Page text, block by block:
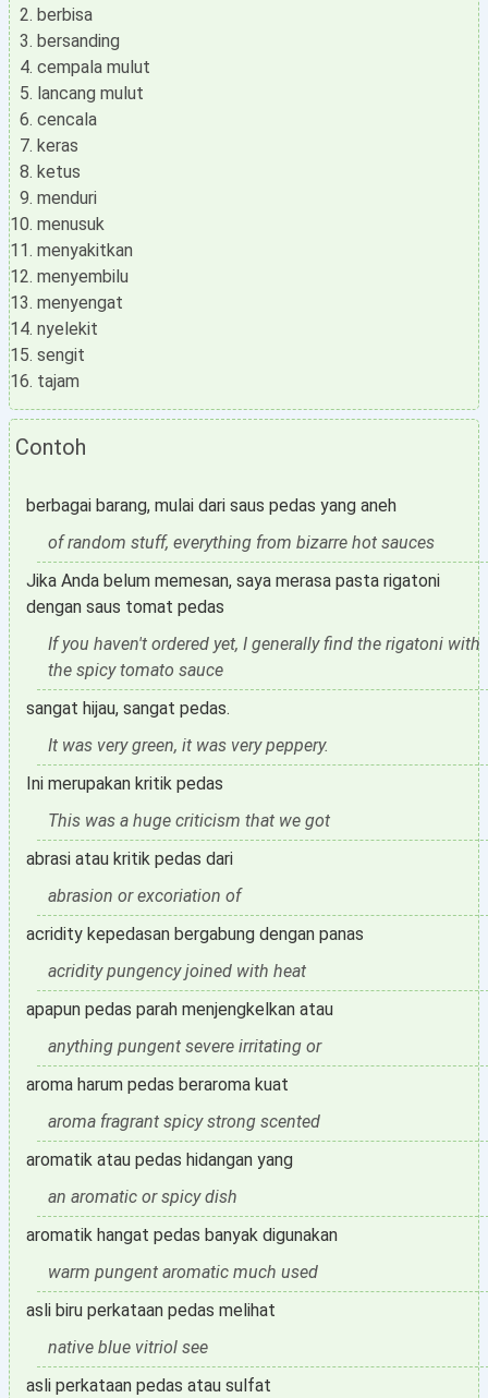
berbisa
bersanding
cempala mulut
lancang mulut
cencala
keras
ketus
menduri
menusuk
menyakitkan
menyembilu
menyengat
nyelekit
sengit
tajam
Contoh
berbagai barang, mulai dari saus pedas yang aneh
of random stuff, everything from bizarre hot sauces
Jika Anda belum memesan, saya merasa pasta rigatoni
dengan saus tomat pedas
If you haven't ordered yet, I generally find the rigatoni with
the spicy tomato sauce
sangat hijau, sangat pedas.
It was very green, it was very peppery.
Ini merupakan kritik pedas
This was a huge criticism that we got
abrasi atau kritik pedas dari
abrasion or excoriation of
acridity kepedasan bergabung dengan panas
acridity pungency joined with heat
apapun pedas parah menjengkelkan atau
anything pungent severe irritating or
aroma harum pedas beraroma kuat
aroma fragrant spicy strong scented
aromatik atau pedas hidangan yang
an aromatic or spicy dish
aromatik hangat pedas banyak digunakan
warm pungent aromatic much used
asli biru perkataan pedas melihat
native blue vitriol see
asli perkataan pedas atau sulfat